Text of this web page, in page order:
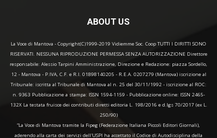
ABOUT US
La Voce di Mantova - Copyright(C)1999-2019 Vidiemme Soc. Coop TUTTI I DIRITTI SONO
RISERVATI. NESSUNA RIPRODUZIONE PERMESSA SENZA AUTORIZZAZIONE Direttore
responsabile: Alessio Tarpini Amministrazione, Direzione e Redazione: piazza Sordello,
12 - Mantova - P.IVA, C.F. e R.I. 01898140205 - R.E.A. 0207279 (Mantova) iscrizione al
Tribunale: iscritta al Tribunale di Mantova al n. 25 del 30/11/1992 - iscrizione al ROC:
n. 9363 Pubblicazione a stampa: ISSN 1594-1159 - Pubblicazione online: ISSN 2465-
132X La testata fruisce dei contributi diretti editoria L. 198/2016 e d.lgs 70/2017 (ex L.
250/90)
“La Voce di Mantova tramite la Fipeg (Federazione Italiana Piccoli Editori Giornali),
aderendo alla carta dei servizi dell'USPI ha accettato il Codice di Autodisciplina della